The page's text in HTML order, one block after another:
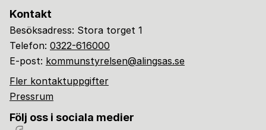
Kontakt
Besöksadress: Stora torget 1
Telefon: 0322-616000
E-post: kommunstyrelsen@alingsas.se
Fler kontaktuppgifter
Pressrum
Följ oss i sociala medier